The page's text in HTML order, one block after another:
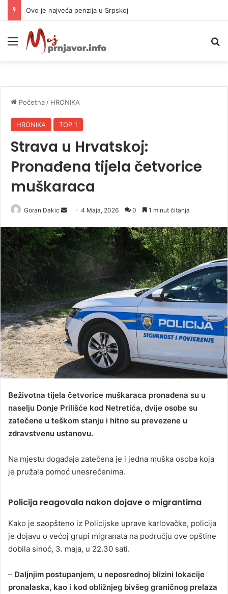
Ovo je najveća penzija u Srpskoj
Meni
Početna / HRONIKA
HRONIKA TOP 1
Strava u Hrvatskoj:
Pronađena tijela četvorice
muškaraca
Goran Dakic
a
n
m
a
l
4 Maja, 2026 0 1 minut čitanja
Beživotna tijela četvorice muškaraca pronađena su u
naselju Donje Prilišće kod Netretića, dvije osobe su
zatečene u teškom stanju i hitno su prevezene u
zdravstvenu ustanovu.
Na mjestu događaja zatečena je i jedna muška osoba koja
je pružala pomoć unesrećenima.
Policija reagovala nakon dojave o migrantima
Kako je saopšteno iz Policijske uprave karlovačke, policija
je dojavu o većoj grupi migranata na području ove opštine
dobila sinoć, 3. maja, u 22.30 sati.
– Daljnjim postupanjem, u neposrednoj blizini lokacije
pronalaska, kao i kod obližnjeg bivšeg graničnog prelaza